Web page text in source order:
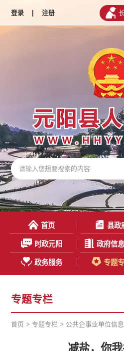
登录 | 注册
首页 县政
时政元阳 政府信
政务服务 专题
专题专栏
首页 >专题专栏 > 公共企事业单位信
减盐，你